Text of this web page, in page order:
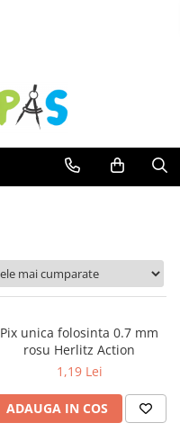
Pix unica folosinta 0.7 mm
rosu Herlitz Action
1,19 Lei
ADAUGA IN COS